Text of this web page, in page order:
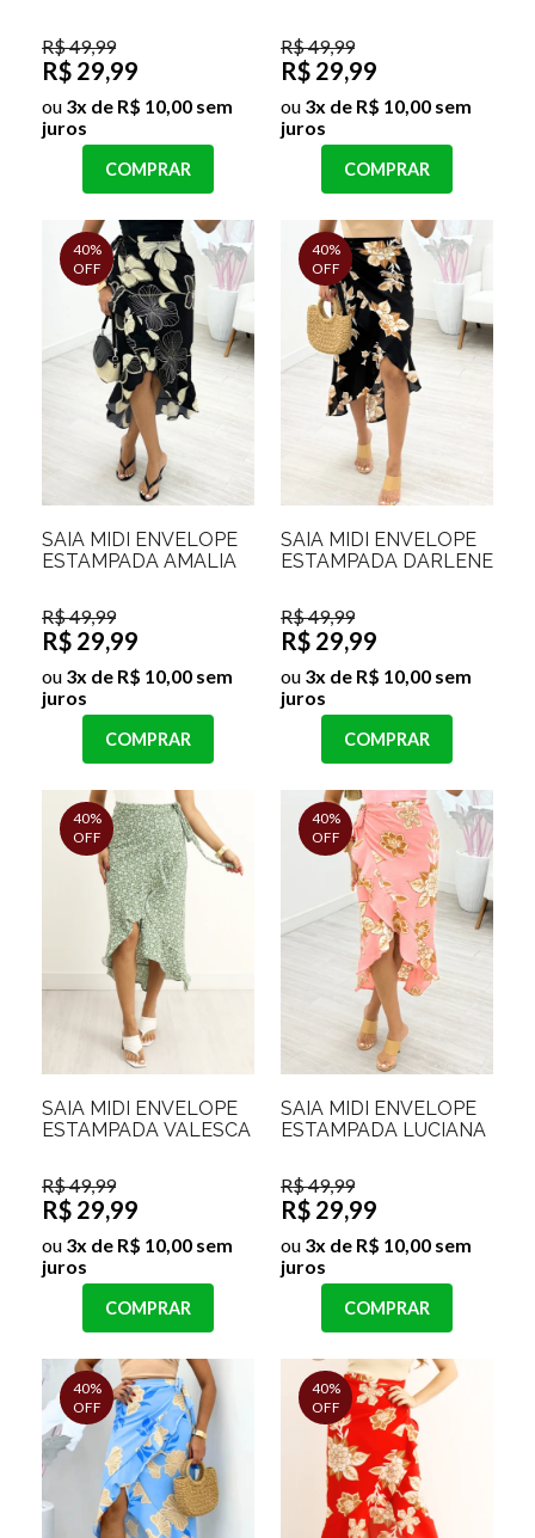
R$ 49,99
R$ 29,99
ou 3x de R$ 10,00 sem
juros
COMPRAR
R$ 49,99
R$ 29,99
ou 3x de R$ 10,00 sem
juros
COMPRAR
40%
OFF
SAIA MIDI ENVELOPE
ESTAMPADA AMALIA
R$ 49,99
R$ 29,99
ou 3x de R$ 10,00 sem
juros
COMPRAR
40%
OFF
SAIA MIDI ENVELOPE
ESTAMPADA DARLENE
R$ 49,99
R$ 29,99
ou 3x de R$ 10,00 sem
juros
COMPRAR
40%
OFF
SAIA MIDI ENVELOPE
ESTAMPADA VALESCA
R$ 49,99
R$ 29,99
ou 3x de R$ 10,00 sem
juros
COMPRAR
40%
OFF
SAIA MIDI ENVELOPE
ESTAMPADA LUCIANA
R$ 49,99
R$ 29,99
ou 3x de R$ 10,00 sem
juros
COMPRAR
40%
OFF
40%
OFF